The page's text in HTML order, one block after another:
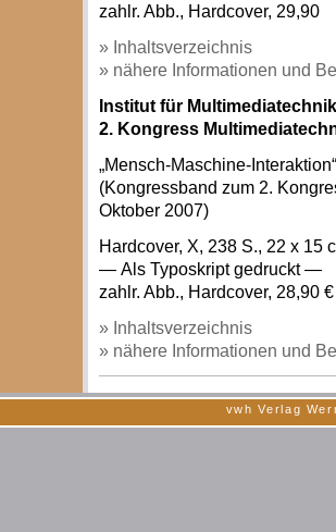
zahlr. Abb., Hardcover, 29,90
» Inhaltsverzeichnis
» nähere Informationen und
Institut für
2. Kongress
„Mensch-Maschine-Interaktion“
(Kongressband zum 2.
Oktober 2007)
Hardcover, X, 238 S., 22 x 15
— Als Typoskript gedruckt —
zahlr. Abb., Hardcover, 28,90 €
» Inhaltsverzeichnis
» nähere Informationen und
vwh Verlag